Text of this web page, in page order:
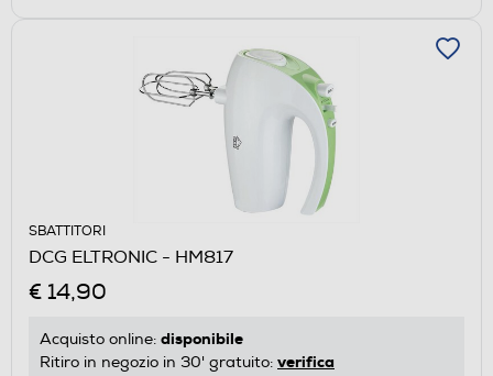
SBATTITORI
DCG ELTRONIC - HM817
€ 14,90
Acquisto online: disponibile
Ritiro in negozio in 30' gratuito: verifica